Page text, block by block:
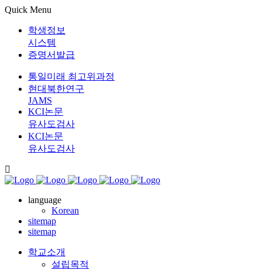
Quick Menu
학생정보
시스템
증명서발급
통일미래 최고위과정
현대북한연구
JAMS
KCI논문
유사도검사
KCI논문
유사도검사
language
Korean
sitemap
sitemap
학교소개
설립목적